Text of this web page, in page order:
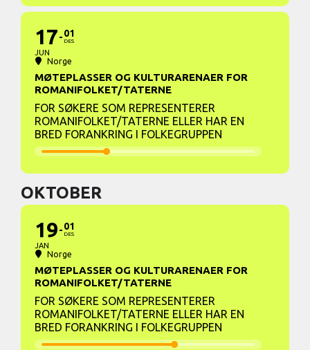
17
JUN
01
DES
Norge
MØTEPLASSER OG KULTURARENAER FOR
ROMANIFOLKET/TATERNE
FOR SØKERE SOM REPRESENTERER
ROMANIFOLKET/TATERNE ELLER HAR EN
BRED FORANKRING I FOLKEGRUPPEN
OKTOBER
19
JAN
01
DES
Norge
MØTEPLASSER OG KULTURARENAER FOR
ROMANIFOLKET/TATERNE
FOR SØKERE SOM REPRESENTERER
ROMANIFOLKET/TATERNE ELLER HAR EN
BRED FORANKRING I FOLKEGRUPPEN